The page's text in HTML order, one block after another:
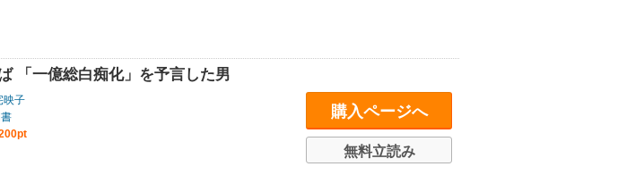
「一億総白痴化」を予言した男
映子
購入ページへ
無料立読み